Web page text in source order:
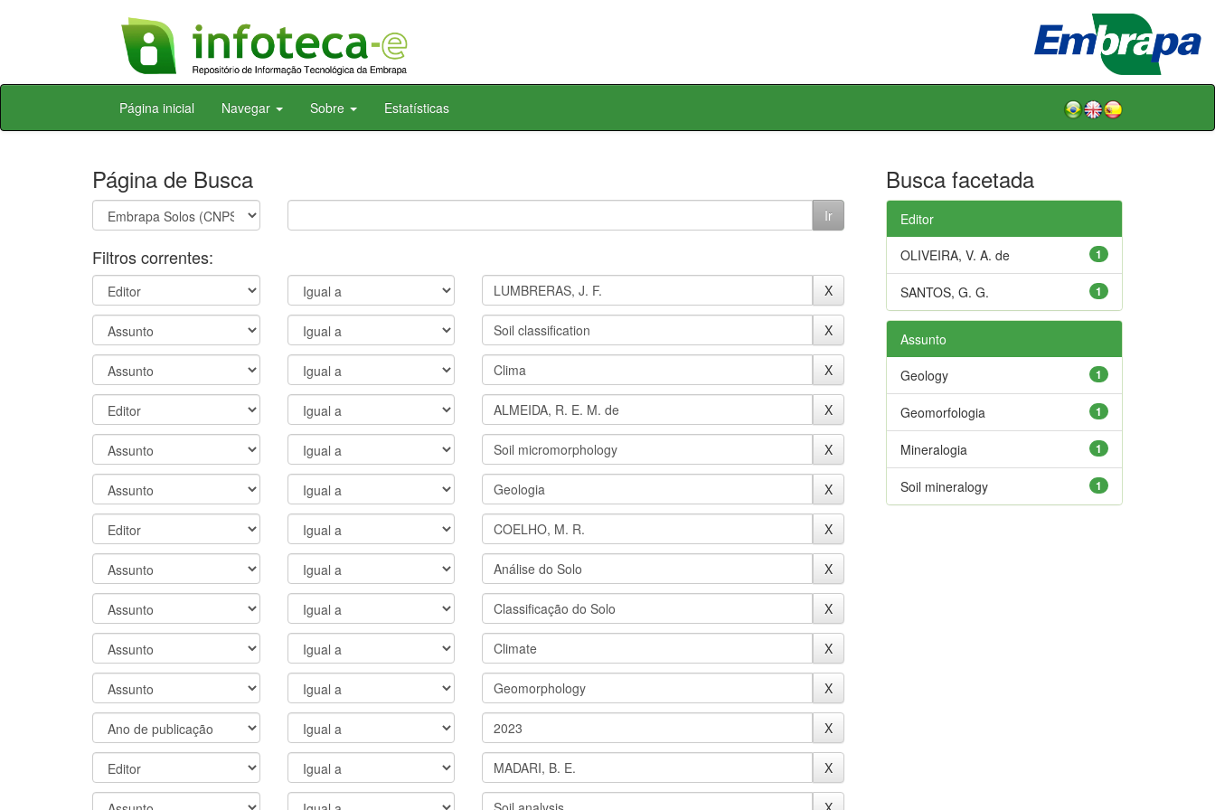
Skip
Página inicial Navegar Sobre Estatísticas
Página de Busca
Filtros correntes:
Busca facetada
Editor
1
OLIVEIRA, V. A. de
1
SANTOS, G. G.
Assunto
1
Geology
1
Geomorfologia
1
Mineralogia
1
Soil mineralogy